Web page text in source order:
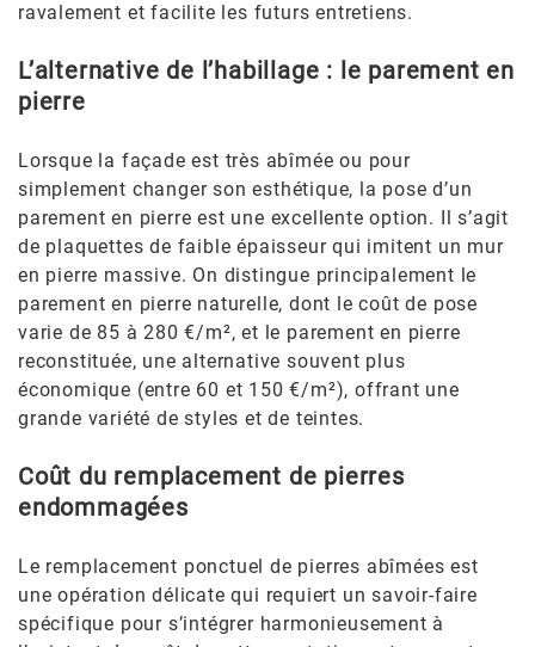
ravalement et facilite les futurs entretiens.
L’alternative de l’habillage : le parement en
pierre
Lorsque la façade est très abîmée ou pour
simplement changer son esthétique, la pose d’un
parement en pierre est une excellente option. Il s’agit
de plaquettes de faible épaisseur qui imitent un mur
en pierre massive. On distingue principalement le
parement en pierre naturelle, dont le coût de pose
varie de 85 à 280 €/m², et le parement en pierre
reconstituée, une alternative souvent plus
économique (entre 60 et 150 €/m²), offrant une
grande variété de styles et de teintes.
Coût du remplacement de pierres
endommagées
Le remplacement ponctuel de pierres abîmées est
une opération délicate qui requiert un savoir-faire
spécifique pour s’intégrer harmonieusement à